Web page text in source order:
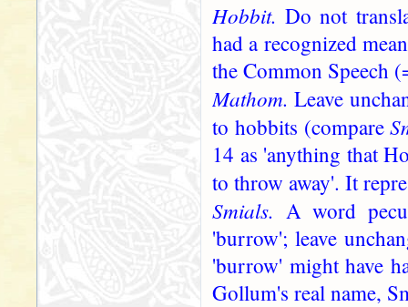
Hobbit.Do not
had a recognized
the Common Speech
Mathom.Leave
to hobbits (compare
14 as 'anything that
to throw away'. It
Smials. A word
'burrow'; leave
'burrow' might have
Gollum's real name,